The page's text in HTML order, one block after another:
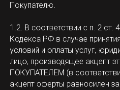
Покупателю.
1.2. В соответствии с п. 2 ст.
Кодекса РФ в случае
условий и оплаты услуг,
лицо, производящее акцепт
ПОКУПАТЕЛЕМ (в
акцепт оферты равносилен